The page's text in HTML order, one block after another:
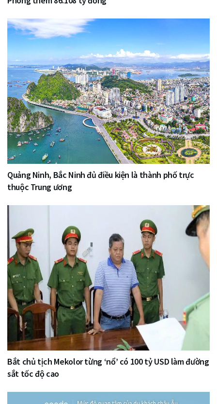
Quảng Ninh, Bắc Ninh đủ điều kiện là thành phố trực
thuộc Trung ương
Bắt chủ tịch Mekolor từng ‘nổ’ có 100 tỷ USD làm đường
sắt tốc độ cao